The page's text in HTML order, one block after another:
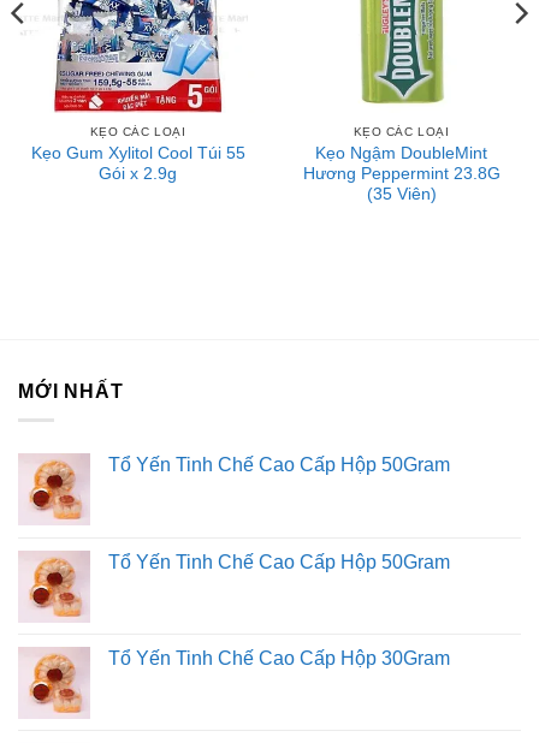
KẸO CÁC LOẠI
Kẹo Gum Xylitol Cool Túi 55
Gói x 2.9g
KẸO CÁC LOẠI
Kẹo Ngậm DoubleMint
Hương Peppermint 23.8G
(35 Viên)
MỚI NHẤT
Tổ Yến Tinh Chế Cao Cấp Hộp 50Gram
Tổ Yến Tinh Chế Cao Cấp Hộp 50Gram
Tổ Yến Tinh Chế Cao Cấp Hộp 30Gram